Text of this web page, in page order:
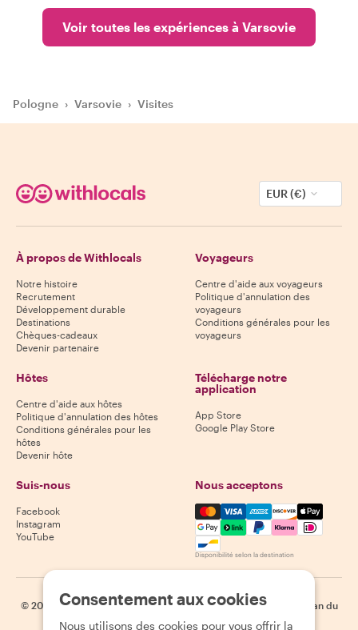
Voir toutes les expériences à Varsovie
Pologne › Varsovie › Visites
EUR (€)
À propos de Withlocals
Notre histoire
Recrutement
Développement durable
Destinations
Chèques-cadeaux
Devenir partenaire
Voyageurs
Centre d'aide aux voyageurs
Politique d'annulation des
voyageurs
Conditions générales pour les
voyageurs
Hôtes
Centre d'aide aux hôtes
Politique d'annulation des hôtes
Conditions générales pour les
hôtes
Devenir hôte
Télécharge notre
application
App Store
Google Play Store
Suis-nous
Facebook
Instagram
YouTube
Nous acceptons
Mastercard, Visa, Amex,
Disponibilité selon la destination
© 2026 Withlocals.com | Politique de confidentialité | Cookies
Plan du
site
Consentement aux cookies
Nous utilisons des cookies pour vous offrir la